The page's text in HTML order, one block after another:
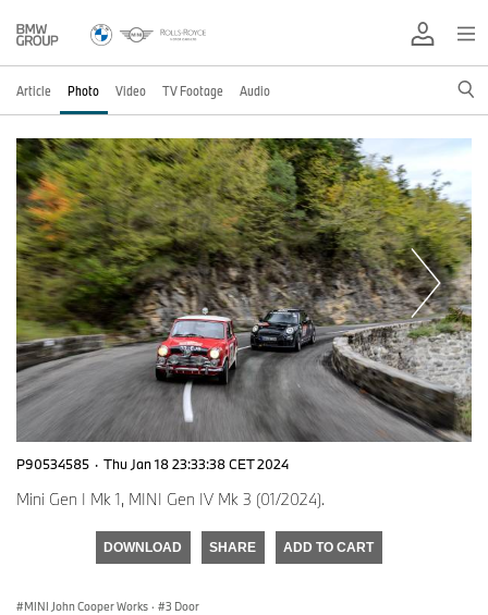
Article Photo Video TV Footage Audio
P90534585 · Thu Jan 18 23:33:38 CET 2024
Mini Gen I Mk 1, MINI Gen IV Mk 3 (01/2024).
DOWNLOAD SHARE ADD TO CART
MINI John Cooper Works · 3 Door